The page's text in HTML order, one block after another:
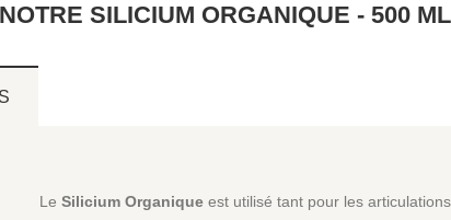
SILICIUM ORGANIQUE - 500 ML
Le Silicium Organiqueest utilisé tant pour les